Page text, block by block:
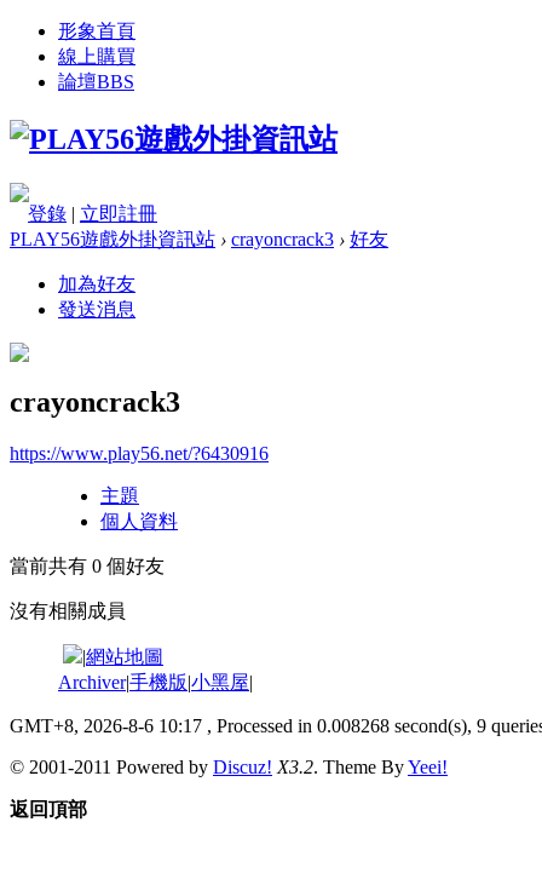
形象首頁
線上購買
論壇BBS
登錄 | 立即註冊
PLAY56遊戲外掛資訊站 › crayoncrack3 › 好友
加為好友
發送消息
crayoncrack3
https://www.play56.net/?6430916
主題
個人資料
當前共有 0 個好友
沒有相關成員
|網站地圖
Archiver|手機版|小黑屋|
GMT+8, 2026-8-6 10:17 , Processed in 0.008268 second(s), 9
© 2001-2011 Powered by Discuz! X3.2. Theme ByYeei!
返回頂部